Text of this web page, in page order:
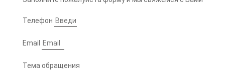
Телефон
Email
Тема обращения